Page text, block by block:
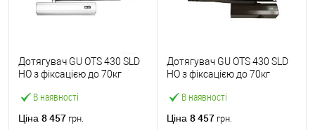
В наявності
Дотягувач GU ОТS 430 SLD
HO з фіксацією до 70кг
Ціна 8 457 грн.
В наявності
Дотягувач GU ОТS 430 SLD
HO з фіксацією до 70кг
Ціна 8 457 грн.